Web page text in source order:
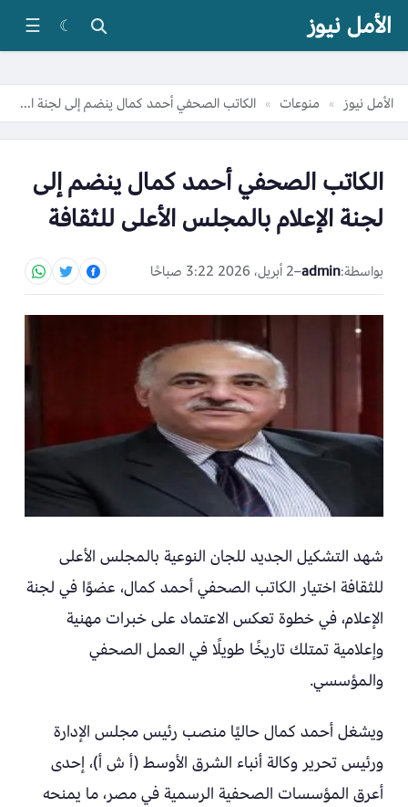
الأمل نيوز ☾
☰
الأمل نيوز » منوعات » الكاتب الصحفي أحمد كمال ينضم إلى لجنة الإعلام بالمجلس الأعلى للثقافة
الكاتب الصحفي أحمد كمال ينضم إلى
لجنة الإعلام بالمجلس الأعلى للثقافة
بواسطة:admin
–2 أبريل، 2026 3:22 صباحًا
شهد التشكيل الجديد للجان النوعية بالمجلس الأعلى
للثقافة اختيار الكاتب الصحفي أحمد كمال، عضوًا في لجنة
الإعلام، في خطوة تعكس الاعتماد على خبرات مهنية
وإعلامية تمتلك تاريخًا طويلًا في العمل الصحفي
والمؤسسي.
ويشغل أحمد كمال حاليًا منصب رئيس مجلس الإدارة
ورئيس تحرير وكالة أنباء الشرق الأوسط (أ ش أ)، إحدى
أعرق المؤسسات الصحفية الرسمية في مصر، ما يمنحه